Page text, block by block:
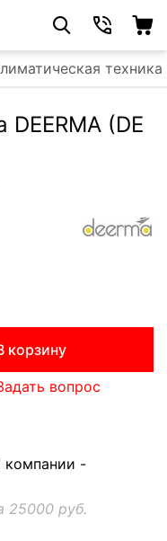
техника
(DE
корзину
вопрос
компании -
25000 руб.